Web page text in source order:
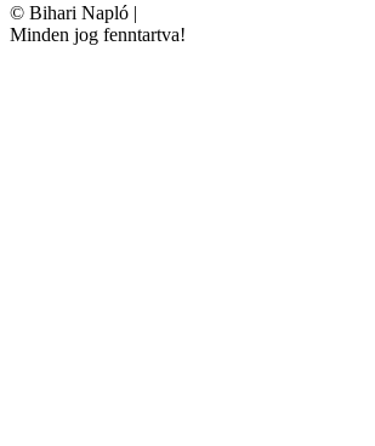
© Bihari Napló |
Minden jog fenntartva!